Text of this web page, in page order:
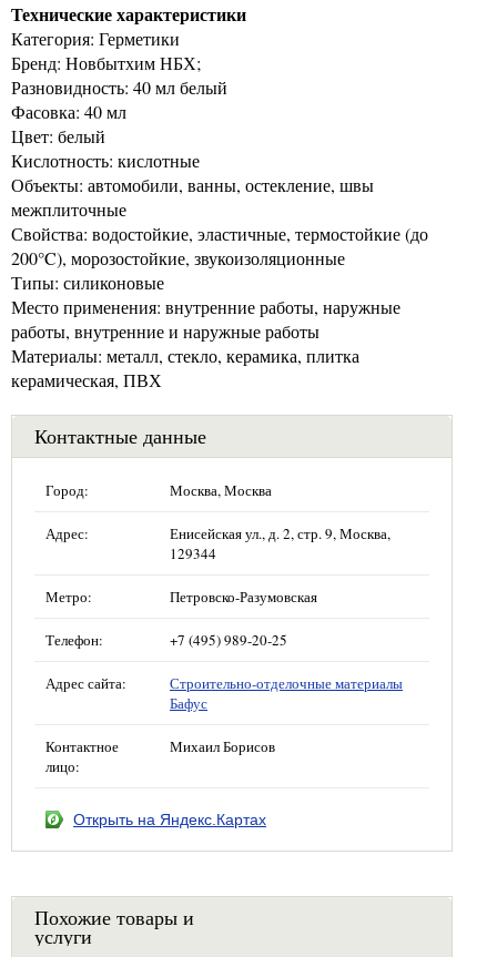
Технические характеристики
Категория: Герметики
Бренд: Новбытхим НБХ;
Разновидность: 40 мл белый
Фасовка: 40 мл
Цвет: белый
Кислотность: кислотные
Объекты: автомобили, ванны, остекление, швы
межплиточные
Свойства: водостойкие, эластичные, термостойкие (до
200°C), морозостойкие, звукоизоляционные
Типы: силиконовые
Место применения: внутренние работы, наружные
работы, внутренние и наружные работы
Материалы: металл, стекло, керамика, плитка
керамическая, ПВХ
Контактные данные
Город: Москва, Москва
Адрес:
Енисейская ул., д. 2, стр. 9, Москва,
129344
Метро: Петровско-Разумовская
Телефон: +7 (495) 989-20-25
Адрес сайта:
Строительно-отделочные материалы
Бафус
Контактное
лицо:
Михаил Борисов
Открыть на Яндекс.Картах
Похожие товары и
услуги